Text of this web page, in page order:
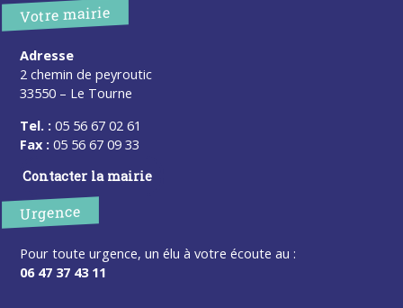
Votre mairie
Adresse
2 chemin de peyroutic
33550 – Le Tourne
Tel. : 05 56 67 02 61
Fax : 05 56 67 09 33
Contacter la mairie
Urgence
Pour toute urgence, un élu à votre écoute au :
06 47 37 43 11